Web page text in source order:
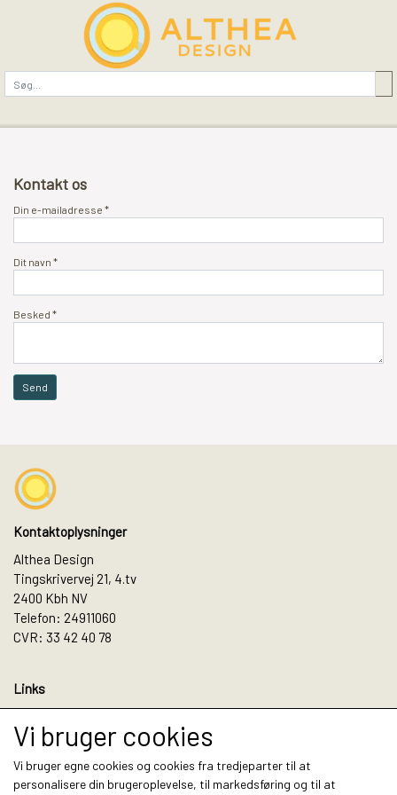
Kontakt os
Din e-mailadresse *
Dit navn *
Besked *
Send
Kontaktoplysninger
Althea Design
Tingskrivervej 21, 4.tv
2400 Kbh NV
Telefon: 24911060
CVR: 33 42 40 78
Links
Cookies
Fortrydelse og reklamation
Kunde login
Vi bruger cookies
Vi bruger egne cookies og cookies fra tredjeparter til at
personalisere din brugeroplevelse, til markedsføring og til at